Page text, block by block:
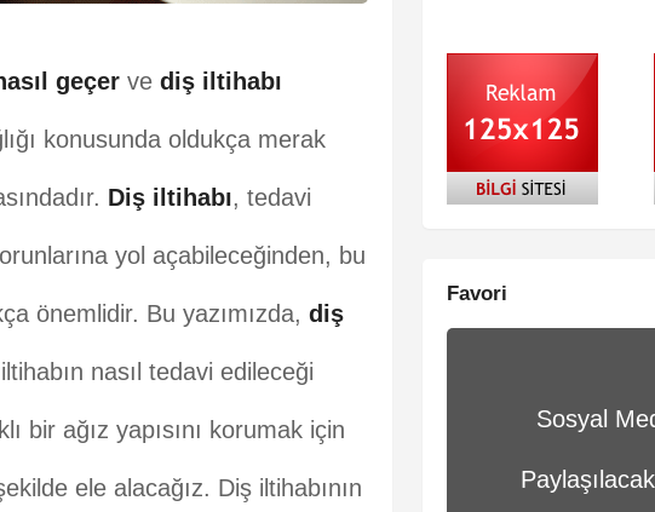
geçerve diş iltihabı
konusunda oldukça merak
Diş iltihabı, tedavi
yol açabileceğinden, bu
önemlidir. Bu yazımızda, diş
nasıl tedavi edileceği
bir ağız yapısını korumak için
ele alacağız. Diş iltihabının
Favori
Sosyal